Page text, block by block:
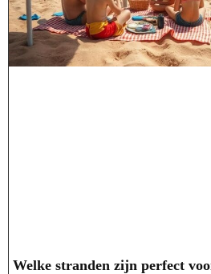
Welke stranden zijn perfect